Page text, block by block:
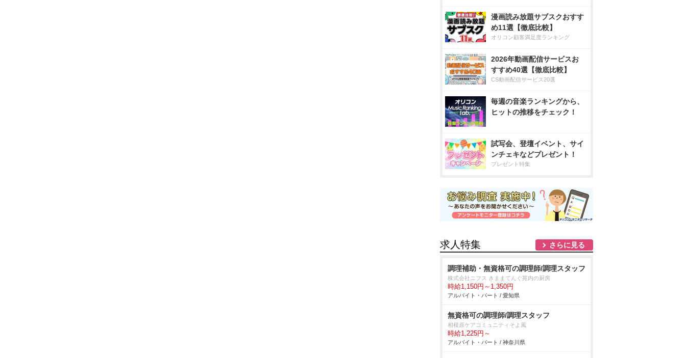
漫画読み放題サブスクおすす
め11選【徹底比較】
オリコン顧客満足度ランキング
2026年動画配信サービスお
すすめ40選【徹底比較】
CS動画配信サービス20選
毎週の音楽ランキングから、
ヒットの推移をチェック！
試写会、登壇イベント、サイ
ンチェキなどプレゼント！
プレゼント特集
求人特集 さらに見る
調理補助・無資格可の調理師/調理スタッフ
株式会社ニフス きままてんぐ苑内の厨房
時給1,150円～1,350円
アルバイト・パート / 愛知県
無資格可の調理師/調理スタッフ
相模原ケアコミュニティそよ風
時給1,225円～
アルバイト・パート / 神奈川県